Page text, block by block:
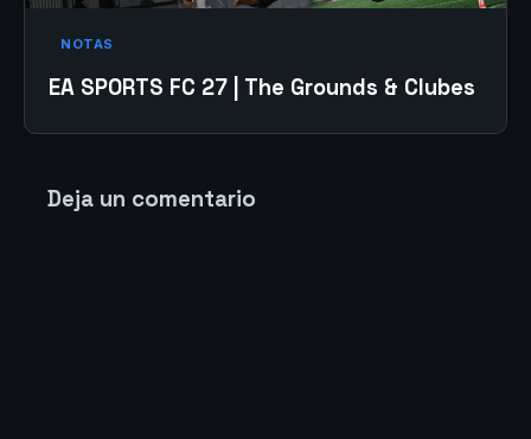
NOTAS
EA SPORTS FC 27 | The Grounds & Clubes
Deja un comentario